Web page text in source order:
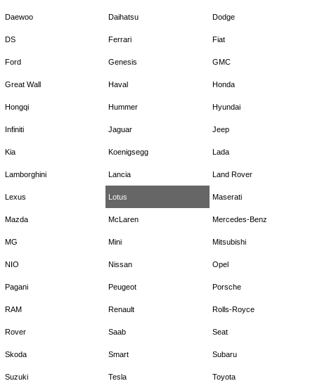
Daewoo Daihatsu Dodge
DS Ferrari Fiat
Ford Genesis GMC
Great Wall Haval Honda
Hongqi Hummer Hyundai
Infiniti Jaguar Jeep
Kia Koenigsegg Lada
Lamborghini Lancia Land Rover
Lexus Lotus Maserati
Mazda McLaren Mercedes-Benz
MG Mini Mitsubishi
NIO Nissan Opel
Pagani Peugeot Porsche
RAM Renault Rolls-Royce
Rover Saab Seat
Skoda Smart Subaru
Suzuki Tesla Toyota